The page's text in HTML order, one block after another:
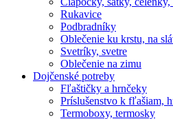
Rukavice
Podbradníky
Oblečenie ku krstu, na
Svetríky, svetre
Oblečenie na zimu
Dojčenské potreby
Fľaštičky a hrnčeky
Príslušenstvo k fľašiam,
Termoboxy, termosky